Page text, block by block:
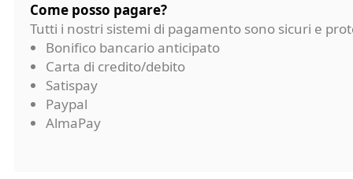
Come posso pagare?
Tutti i nostri sistemi di pagamento sono sicuri e
Bonifico bancario anticipato
Carta di credito/debito
Satispay
Paypal
AlmaPay